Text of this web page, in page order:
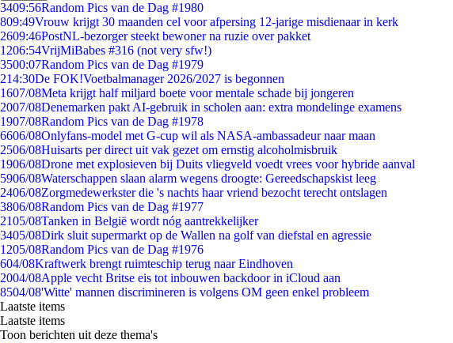
3409:56Random Pics van de Dag #1980
809:49Vrouw krijgt 30 maanden cel voor afpersing 12-jarige misdienaar in kerk
2609:46PostNL-bezorger steekt bewoner na ruzie over pakket
1206:54VrijMiBabes #316 (not very sfw!)
3500:07Random Pics van de Dag #1979
214:30De FOK!Voetbalmanager 2026/2027 is begonnen
1607/08Meta krijgt half miljard boete voor mentale schade bij jongeren
2007/08Denemarken pakt AI-gebruik in scholen aan: extra mondelinge examens
1907/08Random Pics van de Dag #1978
6606/08Onlyfans-model met G-cup wil als NASA-ambassadeur naar maan
2506/08Huisarts per direct uit vak gezet om ernstig alcoholmisbruik
1906/08Drone met explosieven bij Duits vliegveld voedt vrees voor hybride aanval
5906/08Waterschappen slaan alarm wegens droogte: Gereedschapskist leeg
2406/08Zorgmedewerkster die 's nachts haar vriend bezocht terecht ontslagen
3806/08Random Pics van de Dag #1977
2105/08Tanken in België wordt nóg aantrekkelijker
3405/08Dirk sluit supermarkt op de Wallen na golf van diefstal en agressie
1205/08Random Pics van de Dag #1976
604/08Kraftwerk brengt ruimteschip terug naar Eindhoven
2004/08Apple vecht Britse eis tot inbouwen backdoor in iCloud aan
8504/08'Witte' mannen discrimineren is volgens OM geen enkel probleem
Laatste items
Laatste items
Toon berichten uit deze thema's